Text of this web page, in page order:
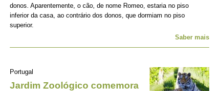
donos. Aparentemente, o cão, de nome Romeo, estaria no piso
inferior da casa, ao contrário dos donos, que dormiam no piso
superior.
Saber mais
Portugal
Jardim Zoológico comemora